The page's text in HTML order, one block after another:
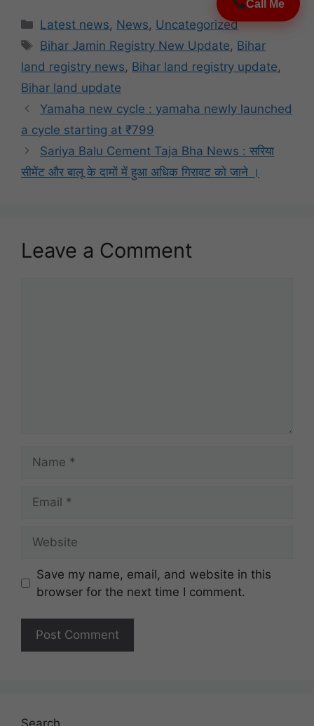
Call Me
Categories
Latest news, News, Uncategorized
Tags
Bihar Jamin Registry New Update, Bihar
land registry news, Bihar land registry update,
Bihar land update
Yamaha new cycle : yamaha newly launched
a cycle starting at ₹799
Sariya Balu Cement Taja Bha News : सरिया
सीमेंट और बालू के दामों में हुआ अधिक गिरावट को जाने ।
Leave a Comment
Save my name, email, and website in this
browser for the next time I comment.